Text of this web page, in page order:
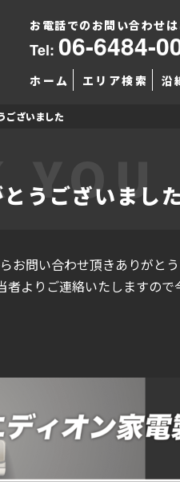
お電話でのお問い合わせ
Tel: 06-6484-
ホーム エリア検索 沿
ございました
YOU
うございました
お問い合わせ頂きありがとう
よりご連絡いたしますので